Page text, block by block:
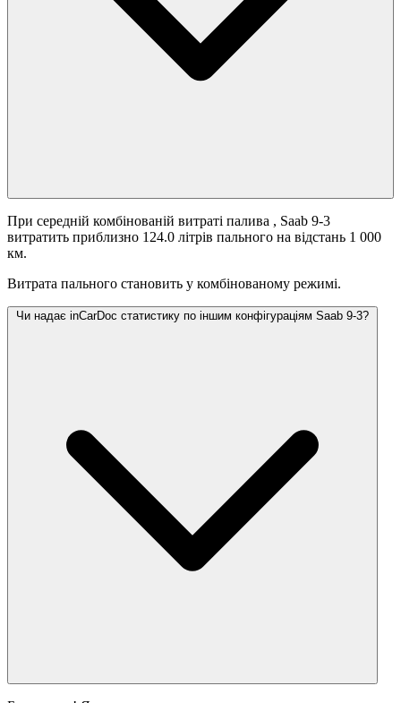
При середній комбінованій витраті палива , Saab 9-3
витратить приблизно 124.0 літрів пального на відстань 1 000
км.
Витрата пального становить у комбінованому режимі.
Чи надає inCarDoc статистику по іншим конфігураціям Saab 9-3?